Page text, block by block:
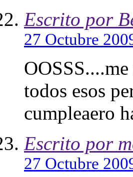
Escrito por
27 Octubre
todos esos
cumpleaero
Escrito por
27 Octubre